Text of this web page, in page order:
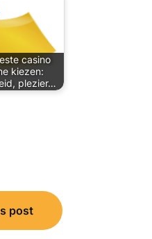
casino
kiezen:
plezier…
post